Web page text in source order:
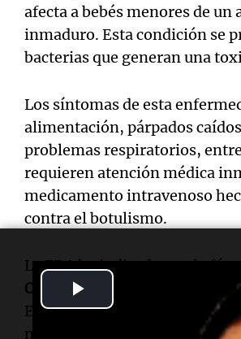
afecta a bebés menores de
inmaduro. Esta condición se
bacterias que generan una
Los síntomas de esta
alimentación, párpados
problemas respiratorios,
requieren atención médica
medicamento intravenoso
contra el botulismo.
La FDA ha indicado que la
Organics
representa menos
Estados Unidos, y que este
mercado.